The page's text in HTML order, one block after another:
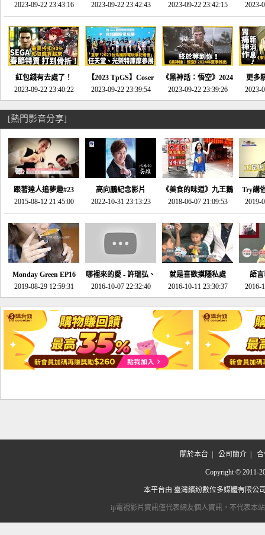
推的JRPG神作《神之
天平》介紹！-電玩宅
速配20230126
2023-09-22 23:43:16
命異次元 重製版》重
回「石村號」的恐懼體
驗-電玩宅速配
20230125
2023-09-22 23:42:43
場》將推出「重製
版」!!!今年就能玩到!!-
電玩宅速配20230124
2023-09-22 23:42:15
SE社
動作角
電玩宅
2023-
紅包錢有去處了！
SEGA春節特賣 超過85
款遊戲打到骨折-電玩
宅速配20230119
2023-09-22 23:40:22
【2023 TpGS】Coser
和Show Girl搶先看！
直擊展前記者會-電玩
2023-09-22 23:39:54
《黑神話：悟空》2024
年夏季推出！確定不會
延期齁？-電玩宅速配
2023-09-22 23:39:26
更多
《來
金鄉
2023-
[熱門影音分享]
跟著達人追夢趣#23
promo-我想開間咖啡
館(謝佳凌)
2015-08-12 21:45:00
高向鵬紀念影片
2022-10-31 23:13:23
《美食的味道》九王鵝
肉
2018-06-07 21:09:53
Try講
2019-
Monday Green EP16
超意外~環保原來可以
邊玩邊做！
2019-08-29 12:59:31
哪裡來的愛 - 許瑞弘、
李其芬
2016-10-07 22:32:40
就是喜歡摸隱私處
2016-10-11 23:30:37
語
2016-
關於本台 公司簡介| 合
Copyright © 2011-
本平台由 臺灣繽紛數位多媒體有限公
ip電視影片資訊僅代表網友個人資訊，不代表本